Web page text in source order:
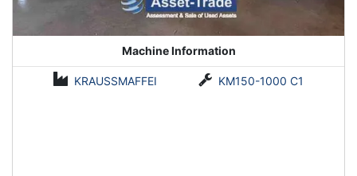
Machine Information
KRAUSSMAFFEI KM150-1000 C1